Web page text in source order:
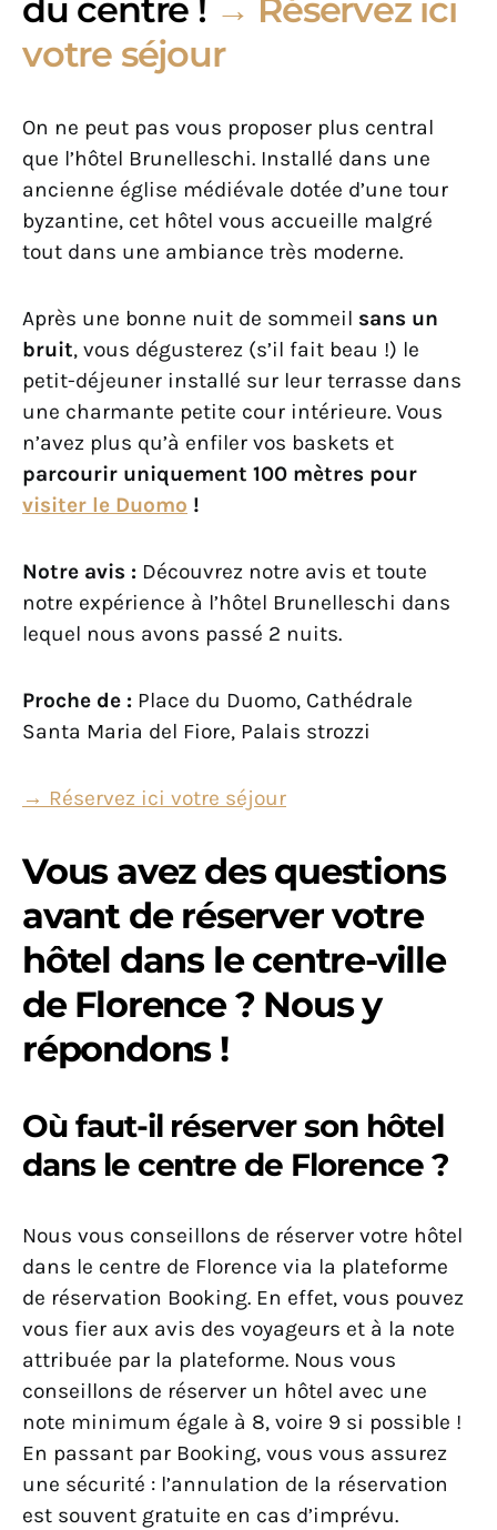
du centre ! → Réservez ici
votre séjour
On ne peut pas vous proposer plus central
que l’hôtel Brunelleschi. Installé dans une
ancienne église médiévale dotée d’une tour
byzantine, cet hôtel vous accueille malgré
tout dans une ambiance très moderne.
Après une bonne nuit de sommeil sans un
bruit, vous dégusterez (s’il fait beau !) le
petit-déjeuner installé sur leur terrasse dans
une charmante petite cour intérieure. Vous
n’avez plus qu’à enfiler vos baskets et
parcourir uniquement 100 mètres pour
visiter le Duomo !
Notre avis : Découvrez notre avis et toute
notre expérience à l’hôtel Brunelleschi dans
lequel nous avons passé 2 nuits.
Proche de : Place du Duomo, Cathédrale
Santa Maria del Fiore, Palais strozzi
→ Réservez ici votre séjour
Vous avez des questions
avant de réserver votre
hôtel dans le centre-ville
de Florence ? Nous y
répondons !
Où faut-il réserver son hôtel
dans le centre de Florence ?
Nous vous conseillons de réserver votre hôtel
dans le centre de Florence via la plateforme
de réservation Booking. En effet, vous pouvez
vous fier aux avis des voyageurs et à la note
attribuée par la plateforme. Nous vous
conseillons de réserver un hôtel avec une
note minimum égale à 8, voire 9 si possible !
En passant par Booking, vous vous assurez
une sécurité : l’annulation de la réservation
est souvent gratuite en cas d’imprévu.